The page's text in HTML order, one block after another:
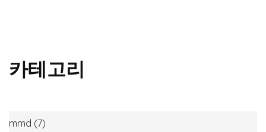
카테고리
mmd (7)